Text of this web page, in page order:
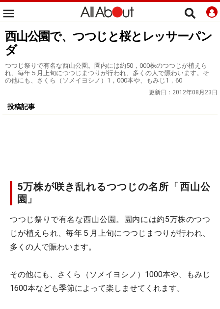
西山公園で、つつじと桜とレッサーパン
ダ
つつじ祭りで有名な西山公園。園内には約50，000株のつつじが植えら
れ、毎年５月上旬につつじまつりが行われ、多くの人で賑わいます。そ
の他にも、さくら（ソメイヨシノ）1，000本や、もみじ1，60
更新日： 2012年08月23日
投稿記事
5万株が咲き乱れるつつじの名所「西山公
園」
つつじ祭りで有名な西山公園。園内には約5万株のつつ
じが植えられ、毎年５月上旬につつじまつりが行われ、
多くの人で賑わいます。
その他にも、さくら（ソメイヨシノ）1000本や、もみじ
1600本なども季節によって楽しませてくれます。